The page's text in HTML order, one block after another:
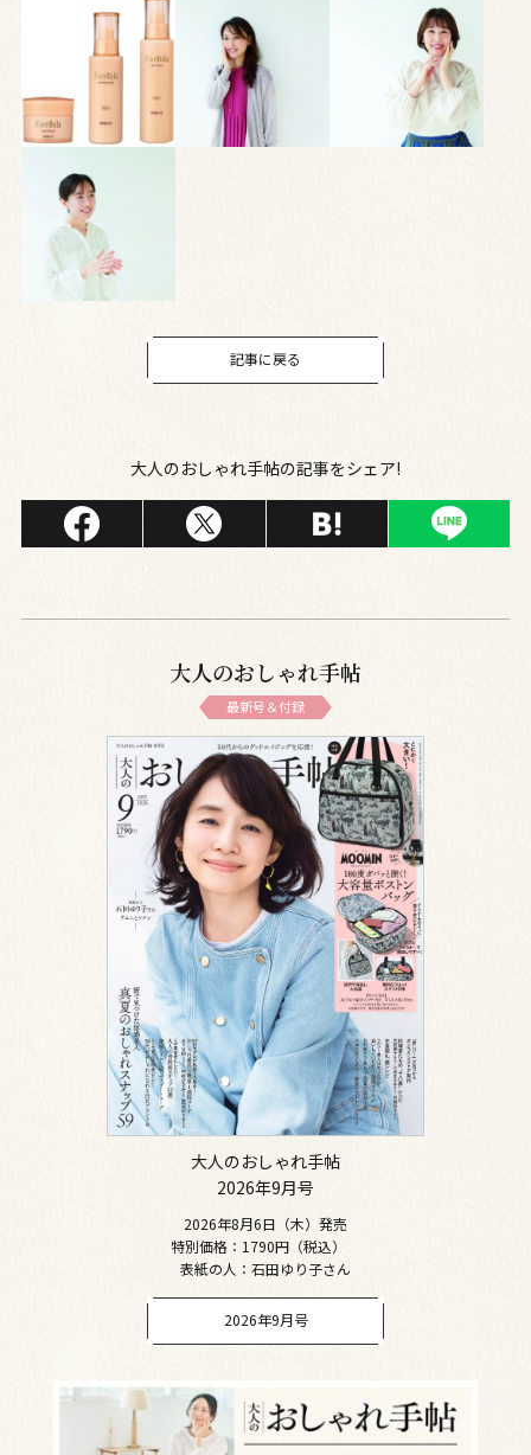
記事に戻る
大人のおしゃれ手帖の記事をシェア!
大人のおしゃれ手帖
最新号＆付録
大人のおしゃれ手帖
2026年9月号
2026年8月6日（木）発売
特別価格：1790円（税込）
表紙の人：石田ゆり子さん
2026年9月号